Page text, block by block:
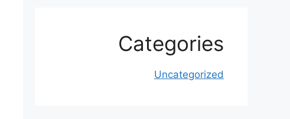
Categories
Uncategorized